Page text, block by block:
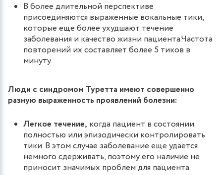
В более длительной перспективе
присоединяются выраженные вокальные тики,
которые еще более ухудшают течение
заболевания и качество жизни пациента.Частота
повторений их составляет более 5 тиков в
минуту.
Люди с синдромом Туретта имеют совершенно
разную выраженность проявлений болезни:
Легкое течение, когда пациент в состоянии
полностью или эпизодически контролировать
тики. В этом случае заболевание еще удается
немного сдерживать, поэтому его наличие не
приносит значимых проблем для пациента.